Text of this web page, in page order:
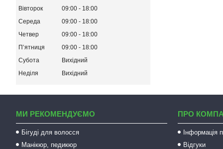
Вівторок
09:00
18:00
Середа
09:00
18:00
Четвер
09:00
18:00
Пʼятниця
09:00
18:00
Субота
Вихідний
Неділя
Вихідний
МИ РЕКОМЕНДУЄМО
Бігуді для волосся
Манікюр, педикюр
ПРО
Інформація
Відгуки